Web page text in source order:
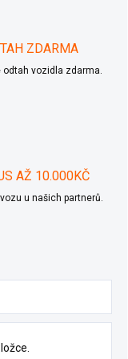
ZDARMA
odtah vozidla zdarma.
AŽ 10.000KČ
u našich partnerů.